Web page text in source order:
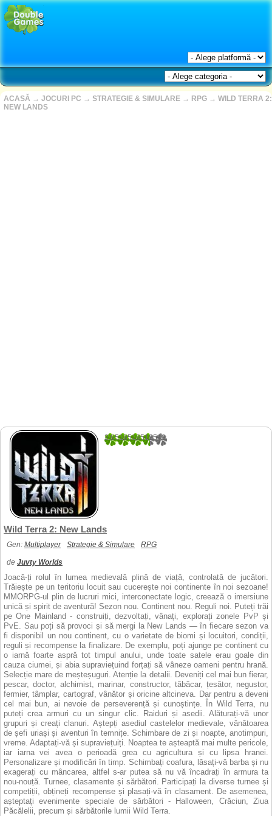
ACASĂ → JOCURI PC → STRATEGIE & SIMULARE → RPG → WILD TERRA 2:
NEW LANDS
2.8518518518519
Wild Terra 2: New Lands
Gen: Multiplayer Strategie & Simulare RPG
de Juvty Worlds
Joacă-ți rolul în lumea medievală plină de viață, controlată de jucători.
Trăiește pe un teritoriu locuit sau cucerește noi continente în noi sezoane!
MMORPG-ul plin de lucruri mici, interconectate logic, creează o imersiune
unică și spirit de aventură! Sezon nou. Continent nou. Reguli noi. Puteți trăi
pe One Mainland - construiți, dezvoltați, vânați, explorați zonele PvP și
PvE. Sau poți să provoci și să mergi la New Lands — în fiecare sezon va
fi disponibil un nou continent, cu o varietate de biomi și locuitori, condiții,
reguli și recompense la finalizare. De exemplu, poți ajunge pe continent cu
o iarnă foarte aspră tot timpul anului, unde toate satele erau goale din
cauza ciumei, și abia supraviețuind forțați să vâneze oameni pentru hrană.
Selecție mare de meșteșuguri. Atenție la detalii. Deveniți cel mai bun fierar,
pescar, doctor, alchimist, marinar, constructor, tăbăcar, țesător, negustor,
fermier, tâmplar, cartograf, vânător și oricine altcineva. Dar pentru a deveni
cel mai bun, ai nevoie de perseverență și cunoștințe. În Wild Terra, nu
puteți crea armuri cu un singur clic. Raiduri și asedii. Alăturați-vă unor
grupuri și creați clanuri. Aștepți asediul castelelor medievale, vânătoarea
de șefi uriași și aventuri în temnițe. Schimbare de zi și noapte, anotimpuri,
vreme. Adaptați-vă și supraviețuiți. Noaptea te așteaptă mai multe pericole,
iar iarna vei avea o perioadă grea cu agricultura și cu lipsa hranei.
Personalizare și modificări în timp. Schimbați coafura, lăsați-vă barba și nu
exagerați cu mâncarea, altfel s-ar putea să nu vă încadrați în armura ta
nou-nouță. Turnee, clasamente și sărbători. Participați la diverse turnee și
competiții, obțineți recompense și plasați-vă în clasament. De asemenea,
așteptați evenimente speciale de sărbători - Halloween, Crăciun, Ziua
Păcălelii, precum și sărbătorile lumii Wild Terra.